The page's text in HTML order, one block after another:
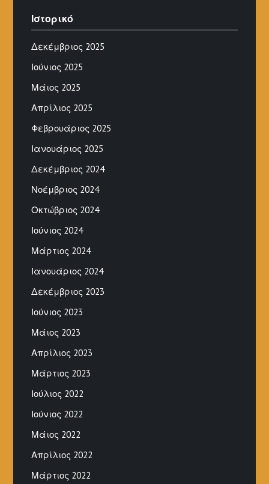
Ιστορικό
Δεκέμβριος 2025
Ιούνιος 2025
Μάιος 2025
Απρίλιος 2025
Φεβρουάριος 2025
Ιανουάριος 2025
Δεκέμβριος 2024
Νοέμβριος 2024
Οκτώβριος 2024
Ιούνιος 2024
Μάρτιος 2024
Ιανουάριος 2024
Δεκέμβριος 2023
Ιούνιος 2023
Μάιος 2023
Απρίλιος 2023
Μάρτιος 2023
Ιούλιος 2022
Ιούνιος 2022
Μάιος 2022
Απρίλιος 2022
Μάρτιος 2022